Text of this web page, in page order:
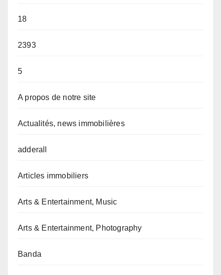
18
2393
5
A propos de notre site
Actualités, news immobilières
adderall
Articles immobiliers
Arts & Entertainment, Music
Arts & Entertainment, Photography
Banda